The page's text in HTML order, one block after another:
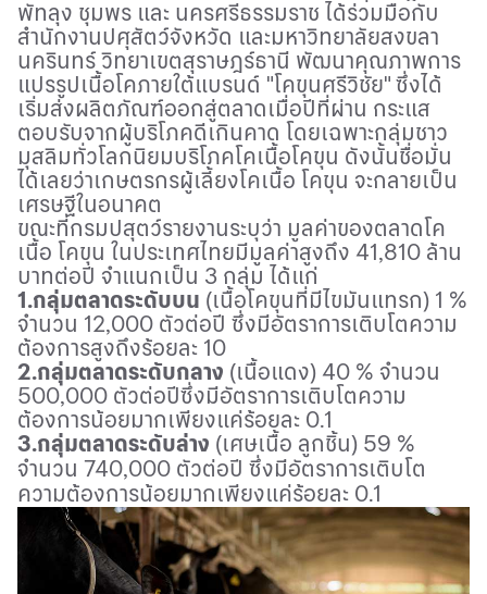
พัทลุง ชุมพร และ นครศรีธรรมราช ได้ร่วมมือกับ
สำนักงานปศุสัตว์จังหวัด และมหาวิทยาลัยสงขลา
นครินทร์ วิทยาเขตสุราษฎร์ธานี พัฒนาคุณภาพการ
แปรรูปเนื้อโคภายใต้แบรนด์ "โคขุนศรีวิชัย" ซึ่งได้
เริ่มส่งผลิตภัณฑ์ออกสู่ตลาดเมื่อปีที่ผ่าน กระแส
ตอบรับจากผู้บริโภคดีเกินคาด โดยเฉพาะกลุ่มชาว
มุสลิมทั่วโลกนิยมบริโภคโคเนื้อโคขุน ดังนั้นชื่อมั่น
ได้เลยว่าเกษตรกรผู้เลี้ยงโคเนื้อ โคขุน จะกลายเป็น
เศรษฐีในอนาคต
ขณะที่กรมปสุตว์รายงานระบุว่า มูลค่าของตลาดโค
เนื้อ โคขุน ในประเทศไทยมีมูลค่าสูงถึง 41,810 ล้าน
บาทต่อปี จำแนกเป็น 3 กลุ่ม ได้แก่
1.กลุ่มตลาดระดับบน (เนื้อโคขุนที่มีไขมันแทรก) 1 %
จำนวน 12,000 ตัวต่อปี ซึ่งมีอัตราการเติบโตความ
ต้องการสูงถึงร้อยละ 10
2.กลุ่มตลาดระดับกลาง (เนื้อแดง) 40 % จำนวน
500,000 ตัวต่อปีซึ่งมีอัตราการเติบโตความ
ต้องการน้อยมากเพียงแค่ร้อยละ 0.1
3.กลุ่มตลาดระดับล่าง (เศษเนื้อ ลูกชิ้น) 59 %
จำนวน 740,000 ตัวต่อปี ซึ่งมีอัตราการเติบโต
ความต้องการน้อยมากเพียงแค่ร้อยละ 0.1